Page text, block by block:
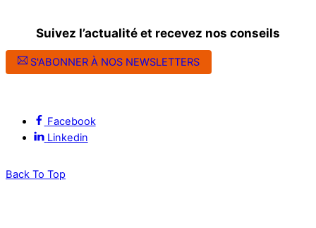
Suivez l’actualité et recevez nos conseils
S'ABONNER À NOS NEWSLETTERS
Facebook
Linkedin
Back To Top